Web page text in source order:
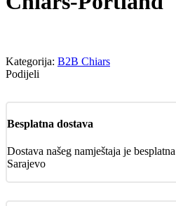
Kategorija: B2B Chiars
Podijeli
Besplatna dostava
Dostava našeg namještaja je
Sarajevo